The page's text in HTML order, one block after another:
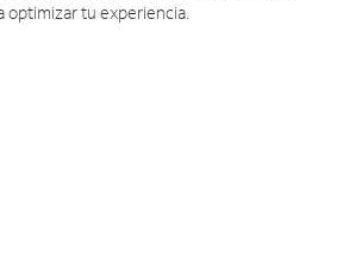
optimizar tu experiencia.